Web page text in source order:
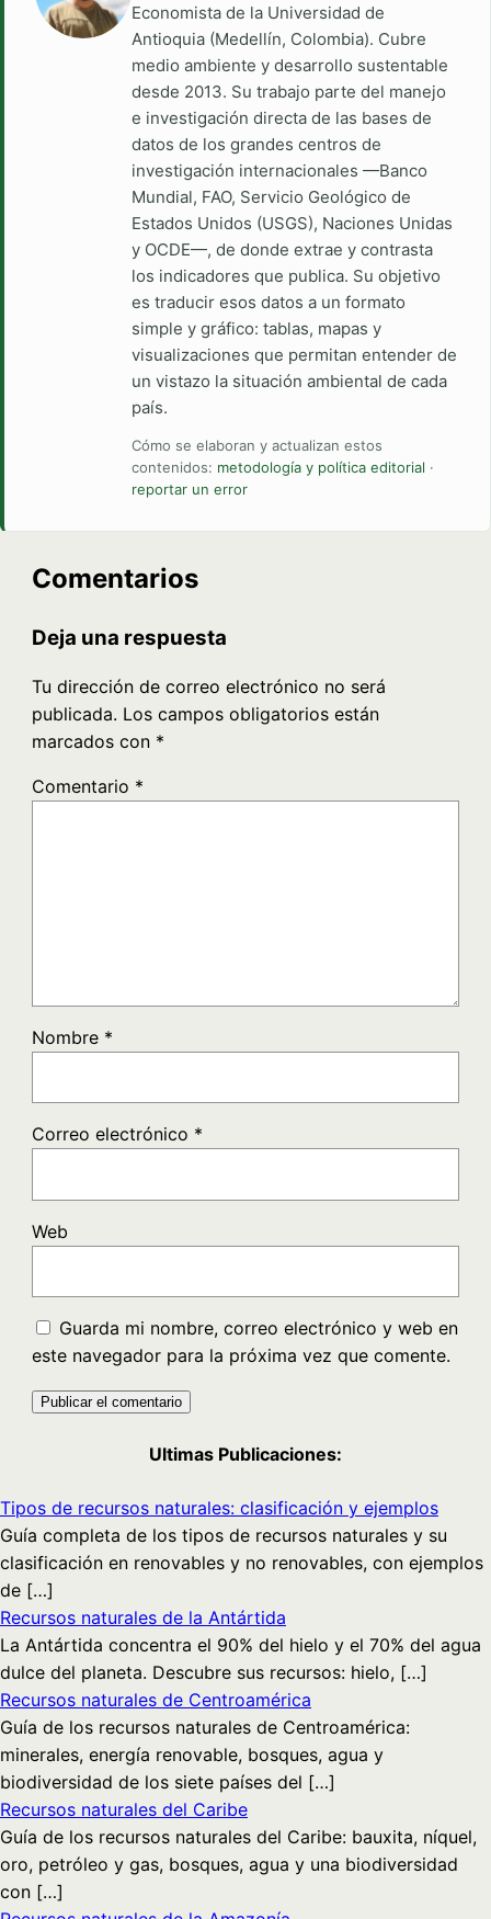
Economista de la Universidad de
Antioquia (Medellín, Colombia). Cubre
medio ambiente y desarrollo sustentable
desde 2013. Su trabajo parte del manejo
e investigación directa de las bases de
datos de los grandes centros de
investigación internacionales —Banco
Mundial, FAO, Servicio Geológico de
Estados Unidos (USGS), Naciones Unidas
y OCDE—, de donde extrae y contrasta
los indicadores que publica. Su objetivo
es traducir esos datos a un formato
simple y gráfico: tablas, mapas y
visualizaciones que permitan entender de
un vistazo la situación ambiental de cada
país.
Cómo se elaboran y actualizan estos
contenidos: metodología y política editorial ·
reportar un error
Comentarios
Deja una respuesta
Tu dirección de correo electrónico no será
publicada. Los campos obligatorios están
marcados con *
Comentario *
Nombre *
Correo electrónico *
Web
Guarda mi nombre, correo electrónico y web en
este navegador para la próxima vez que comente.
Ultimas Publicaciones:
Tipos de recursos naturales: clasificación y ejemplos
Guía completa de los tipos de recursos naturales y su
clasificación en renovables y no renovables, con ejemplos
de […]
Recursos naturales de la Antártida
La Antártida concentra el 90% del hielo y el 70% del agua
dulce del planeta. Descubre sus recursos: hielo, […]
Recursos naturales de Centroamérica
Guía de los recursos naturales de Centroamérica:
minerales, energía renovable, bosques, agua y
biodiversidad de los siete países del […]
Recursos naturales del Caribe
Guía de los recursos naturales del Caribe: bauxita, níquel,
oro, petróleo y gas, bosques, agua y una biodiversidad
con […]